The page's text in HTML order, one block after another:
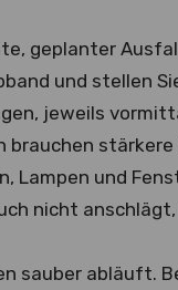
geplanter
und stellen
jeweils
brauchen
Lampen und
nicht
sauber abläuft.